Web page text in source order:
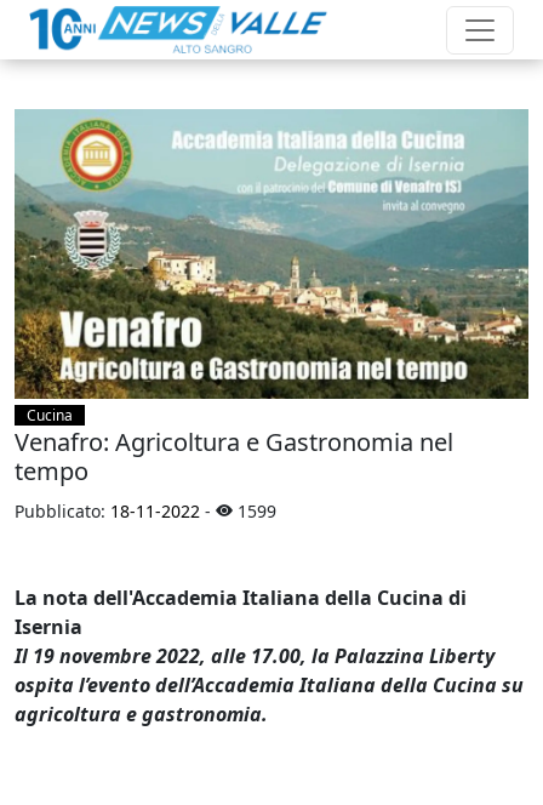
Cucina
Venafro: Agricoltura e Gastronomia nel
tempo
Pubblicato: 18-11-2022 - 1599
La nota dell'Accademia Italiana della Cucina di
Isernia
Il 19 novembre 2022, alle 17.00, la Palazzina Liberty
ospita l’evento dell’Accademia Italiana della Cucina su
agricoltura e gastronomia.